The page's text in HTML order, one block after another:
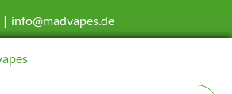
info@madvapes.de